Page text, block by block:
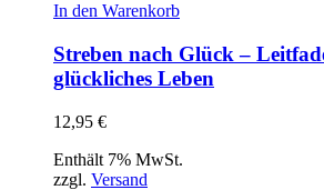
In den Warenkorb
Streben nach Glück –
glückliches Leben
12,95 €
Enthält 7% MwSt.
zzgl. Versand